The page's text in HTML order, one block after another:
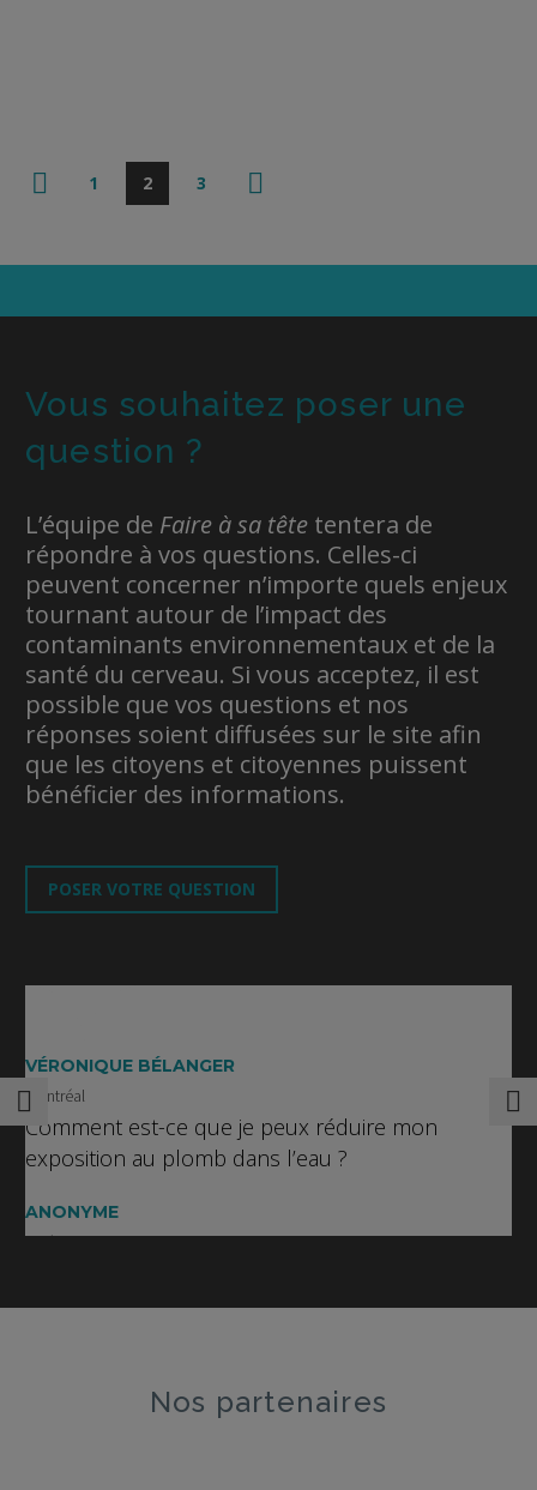
1 2 3
Vous souhaitez poser une
question ?
L’équipe de Faire à sa tête tentera de
répondre à vos questions. Celles-ci
peuvent concerner n’importe quels enjeux
tournant autour de l’impact des
contaminants environnementaux et de la
santé du cerveau. Si vous acceptez, il est
possible que vos questions et nos
réponses soient diffusées sur le site afin
que les citoyens et citoyennes puissent
bénéficier des informations.
POSER VOTRE QUESTION
VÉRONIQUE BÉLANGER
Montréal
Comment est-ce que je peux réduire mon
exposition au plomb dans l’eau ?
ANONYME
Québec
contiennent du BPA?
Est-ce que les pesticides causent l’autisme?
Nos partenaires